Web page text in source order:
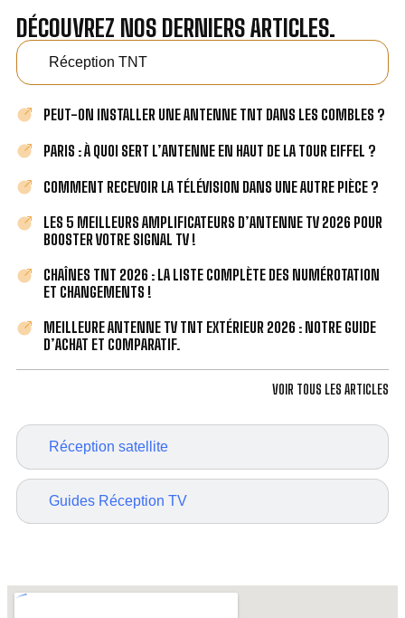
DÉCOUVREZ NOS DERNIERS ARTICLES.
Réception TNT
Réception satellite
Guides Réception TV
PEUT-ON INSTALLER UNE ANTENNE TNT DANS LES COMBLES ?
PARIS : À QUOI SERT L’ANTENNE EN HAUT DE LA TOUR EIFFEL ?
COMMENT RECEVOIR LA TÉLÉVISION DANS UNE AUTRE PIÈCE ?
LES 5 MEILLEURS AMPLIFICATEURS D’ANTENNE TV 2026 POUR
BOOSTER VOTRE SIGNAL TV !
CHAÎNES TNT 2026 : LA LISTE COMPLÈTE DES NUMÉROTATION
ET CHANGEMENTS !
MEILLEURE ANTENNE TV TNT EXTÉRIEUR 2026 : NOTRE GUIDE
D’ACHAT ET COMPARATIF.
VOIR TOUS LES ARTICLES